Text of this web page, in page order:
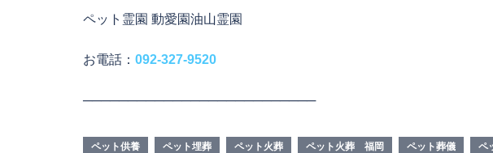
ペット霊園 動愛園油山霊園
お電話： 092-327-9520
──────────────────────────
ペット供養 ペット埋葬 ペット火葬 ペット火葬 福岡 ペット葬儀 ペ